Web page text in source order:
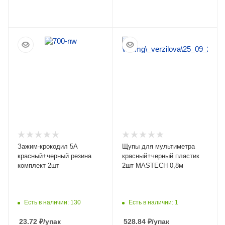
ПОДРОБНЕЕ
Зажим-крокодил 5А
красный+черный резина
комплект 2шт
Есть в наличии: 130
23.72 ₽/упак
Щупы для мультиметра
красный+черный пластик
2шт MASTECH 0,8м
Есть в наличии: 1
528.84 ₽/упак